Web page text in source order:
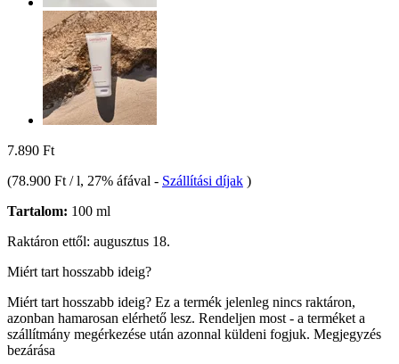
7.890 Ft
(78.900 Ft / l, 27% áfával - Szállítási díjak )
Tartalom: 100 ml
Raktáron ettől: augusztus 18.
Miért tart hosszabb ideig?
Miért tart hosszabb ideig? Ez a termék jelenleg nincs raktáron,
azonban hamarosan elérhető lesz. Rendeljen most - a terméket a
szállítmány megérkezése után azonnal küldeni fogjuk. Megjegyzés
bezárása